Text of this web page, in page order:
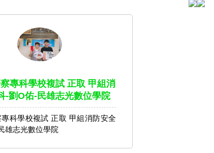
專科學校複試 正取 甲組消
-劉O佑-民雄志光數位學院
專科學校複試 正取 甲組消防安全
雄志光數位學院